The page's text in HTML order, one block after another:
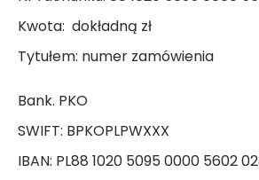
Kwota: dokładną zł
Tytułem: numer zamówienia
Bank. PKO
SWIFT: BPKOPLPWXXX
IBAN: PL88 1020 5095 0000 5602